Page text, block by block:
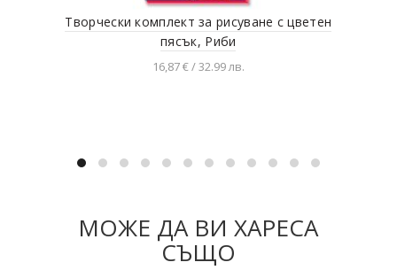
Творчески комплект за рисуване с цветен
пясък, Риби
16,87 € / 32.99 лв.
МОЖЕ ДА ВИ ХАРЕСА
СЪЩО